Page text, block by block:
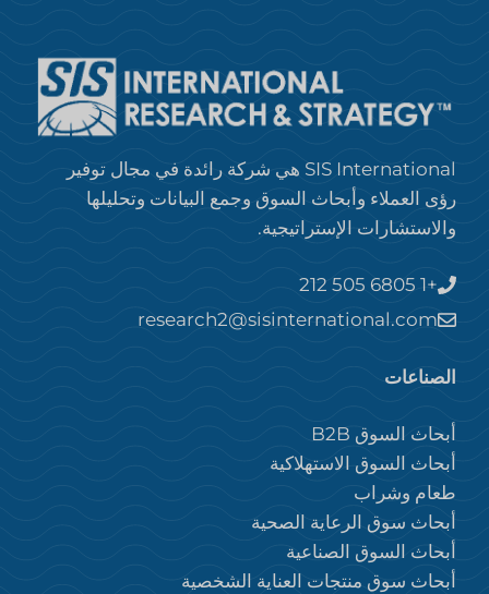
SIS International هي شركة رائدة في مجال توفير
رؤى العملاء وأبحاث السوق وجمع البيانات وتحليلها
والاستشارات الإستراتيجية.
+1 212 505 6805
research2@sisinternational.com
الصناعات
أبحاث السوق B2B
أبحاث السوق الاستهلاكية
طعام وشراب
أبحاث سوق الرعاية الصحية
أبحاث السوق الصناعية
أبحاث سوق منتجات العناية الشخصية